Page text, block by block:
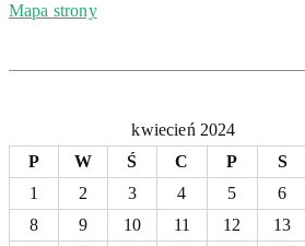
Mapa strony
kwiecień 2024
P
W Ś C P S
1
2 3 4 5 6
8
9 10 11 12 13